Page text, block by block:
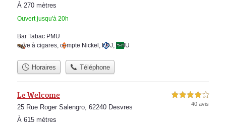
À 270 mètres
Ouvert jusqu'à 20h
Bar Tabac PMU
cave à cigares, compte Nickel , FDJ, PMU
Horaires Téléphone
Le Welcome
25 Rue Roger Salengro, 62240 Desvres
À 615 mètres
4,0 étoiles sur 5
40 avis